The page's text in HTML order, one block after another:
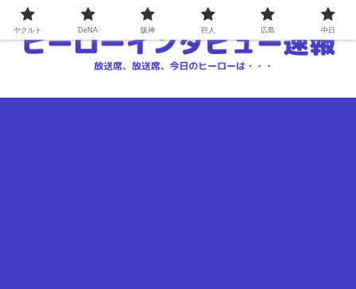
ヤクルト DeNA 阪神 巨人 広島 中日